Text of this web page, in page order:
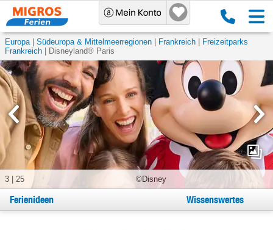
Europa Südeuropa & Mittelmeerregionen Frankreich
Freizeitparks
Frankreich
Disneyland® Paris
©Disney
3 25
Ferienideen Wissenswertes